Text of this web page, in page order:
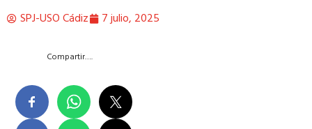
SPJ-USO Cádiz 7 julio, 2025
Compartir….